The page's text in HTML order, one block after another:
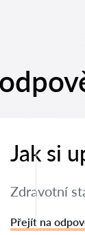
Jak si
Zdravotní
Přejít na